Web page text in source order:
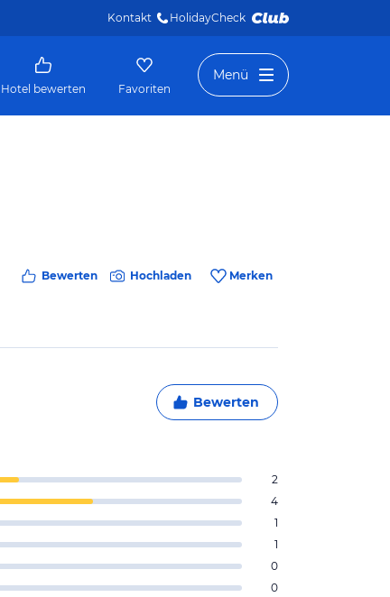
Kontakt HolidayCheck
Hotel bewerten Favoriten
Menü
Bewerten Hochladen Merken
Bewerten
2
4
1
1
0
0